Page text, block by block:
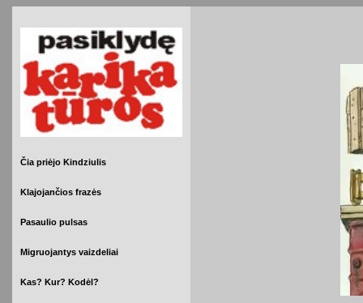
Čia priėjo Kindziulis
Klajojančios frazės
Pasaulio pulsas
Migruojantys vaizdeliai
Kas? Kur? Kodėl?